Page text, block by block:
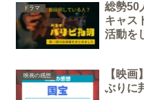
ドラマ
総勢50
キャス
活動を
映画の感想
【映
ぶりに